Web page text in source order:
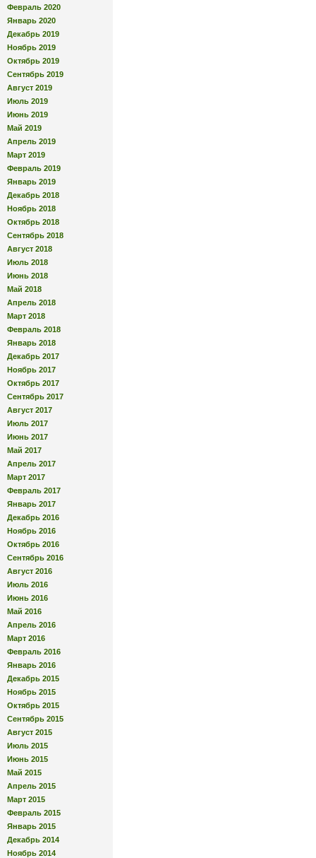
Февраль 2020
Январь 2020
Декабрь 2019
Ноябрь 2019
Октябрь 2019
Сентябрь 2019
Август 2019
Июль 2019
Июнь 2019
Май 2019
Апрель 2019
Март 2019
Февраль 2019
Январь 2019
Декабрь 2018
Ноябрь 2018
Октябрь 2018
Сентябрь 2018
Август 2018
Июль 2018
Июнь 2018
Май 2018
Апрель 2018
Март 2018
Февраль 2018
Январь 2018
Декабрь 2017
Ноябрь 2017
Октябрь 2017
Сентябрь 2017
Август 2017
Июль 2017
Июнь 2017
Май 2017
Апрель 2017
Март 2017
Февраль 2017
Январь 2017
Декабрь 2016
Ноябрь 2016
Октябрь 2016
Сентябрь 2016
Август 2016
Июль 2016
Июнь 2016
Май 2016
Апрель 2016
Март 2016
Февраль 2016
Январь 2016
Декабрь 2015
Ноябрь 2015
Октябрь 2015
Сентябрь 2015
Август 2015
Июль 2015
Июнь 2015
Май 2015
Апрель 2015
Март 2015
Февраль 2015
Январь 2015
Декабрь 2014
Ноябрь 2014